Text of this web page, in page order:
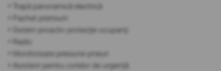
• Trapă panoramică electrică
• Pachet premium
• Sistem proactiv protecție ocupanți
• Radio
• Monitorizare presiune pneuri
• Asistent pentru coridor de urgență